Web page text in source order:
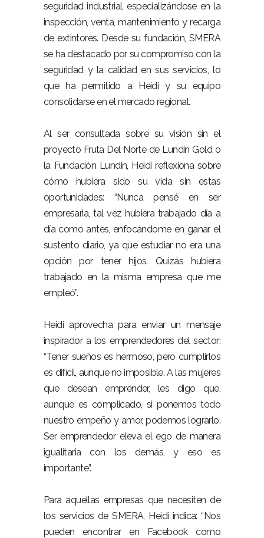
seguridad industrial, especializándose en la
inspección, venta, mantenimiento y recarga
de extintores. Desde su fundación, SMERA
se ha destacado por su compromiso con la
seguridad y la calidad en sus servicios, lo
que ha permitido a Heidi y su equipo
consolidarse en el mercado regional.
Al ser consultada sobre su visión sin el
proyecto Fruta Del Norte de Lundin Gold o
la Fundación Lundin, Heidi reflexiona sobre
cómo hubiera sido su vida sin estas
oportunidades: “Nunca pensé en ser
empresaria, tal vez hubiera trabajado día a
día como antes, enfocándome en ganar el
sustento diario, ya que estudiar no era una
opción por tener hijos. Quizás hubiera
trabajado en la misma empresa que me
empleó”.
Heidi aprovecha para enviar un mensaje
inspirador a los emprendedores del sector:
“Tener sueños es hermoso, pero cumplirlos
es difícil, aunque no imposible. A las mujeres
que desean emprender, les digo que,
aunque es complicado, si ponemos todo
nuestro empeño y amor, podemos lograrlo.
Ser emprendedor eleva el ego de manera
igualitaria con los demás, y eso es
importante”.
Para aquellas empresas que necesiten de
los servicios de SMERA, Heidi indica: “Nos
pueden encontrar en Facebook como